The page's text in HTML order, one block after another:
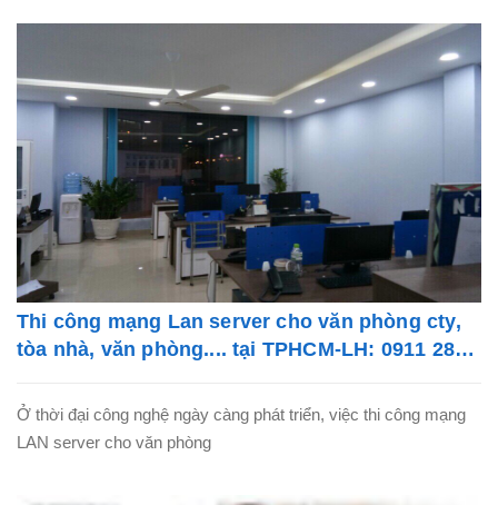
Thi công mạng Lan server cho văn phòng cty,
tòa nhà, văn phòng.... tại TPHCM-LH: 0911 28
Ở thời đại công nghệ ngày càng phát triển, việc thi công mạng
LAN server cho văn phòng